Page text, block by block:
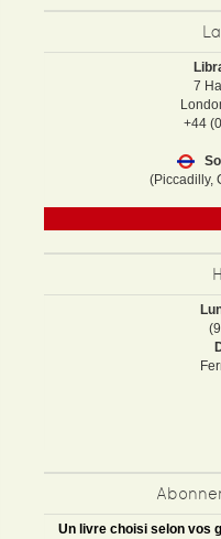
7
+44
(Piccadilly,
Un livre choisi selon vos